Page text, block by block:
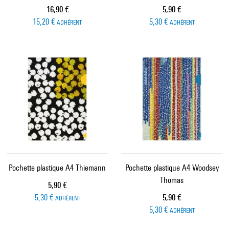
Prix ​​actuel
16,90 €
15,20 € ADHÉRENT
Prix ​​actuel
5,90 €
5,30 € ADHÉRENT
Pochette plastique A4 Thiemann
Prix ​​actuel
5,90 €
5,30 € ADHÉRENT
Pochette plastique A4 Woodsey
Thomas
Prix ​​actuel
5,90 €
5,30 € ADHÉRENT